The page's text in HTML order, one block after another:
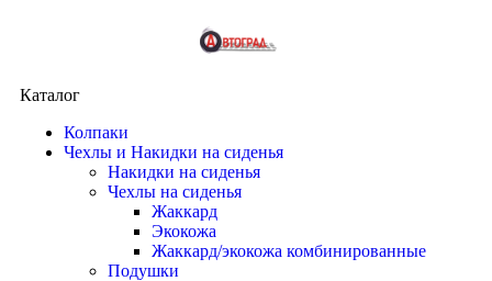
Каталог
Колпаки
Чехлы и Накидки на сиденья
Накидки на сиденья
Чехлы на сиденья
Жаккард
Экокожа
Жаккард/экокожа комбинированные
Подушки